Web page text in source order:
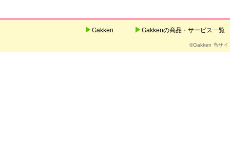
Gakken Gakkenの商品・サービス一覧
©Gakken 当サイ